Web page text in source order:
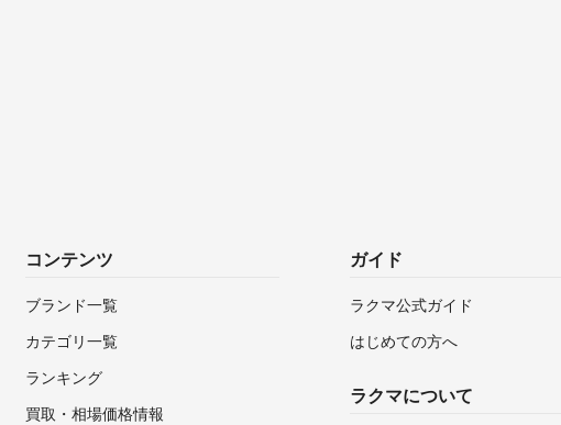
コンテンツ
ブランド一覧
カテゴリ一覧
ランキング
買取・相場価格情報
ガイド
ラクマ公式ガイド
はじめての方へ
ラクマについて